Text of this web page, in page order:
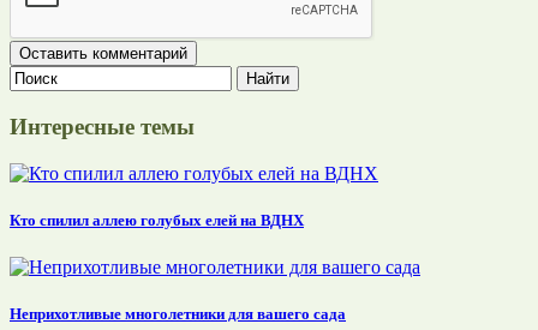
Интересные темы
Кто спилил аллею голубых елей на ВДНХ
Неприхотливые многолетники для вашего сада